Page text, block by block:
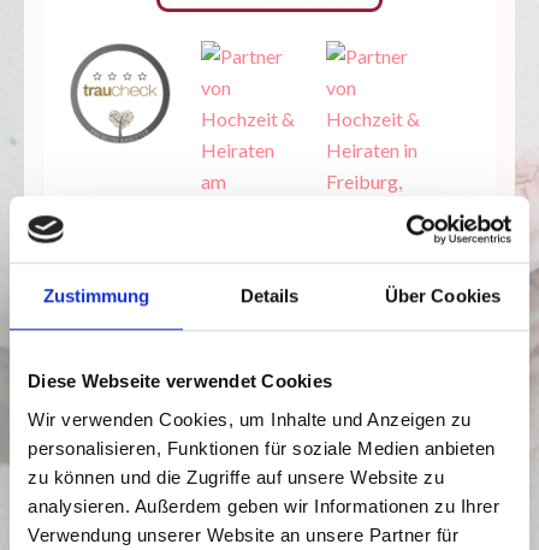
Zustimmung Details Über Cookies
Diese Webseite verwendet Cookies
Wir verwenden Cookies, um Inhalte und Anzeigen zu
personalisieren, Funktionen für soziale Medien anbieten
zu können und die Zugriffe auf unsere Website zu
analysieren. Außerdem geben wir Informationen zu Ihrer
Verwendung unserer Website an unsere Partner für